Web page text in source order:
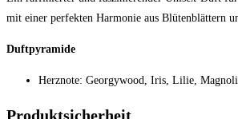
mit einer perfekten Harmonie aus Blütenblättern
Duftpyramide
Herznote: Georgywood, Iris, Lilie,
Produktsicherheit